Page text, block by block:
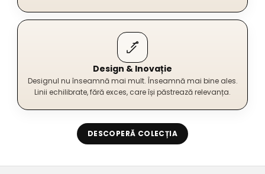
Design & Inovație
Designul nu înseamnă mai mult. Înseamnă mai bine ales.
Linii echilibrate, fără exces, care își păstrează relevanța.
DESCOPERĂ COLECȚIA